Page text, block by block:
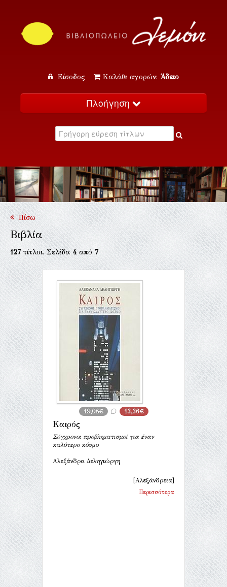
Είσοδος Καλάθι αγορών: Άδειο
Πλοήγηση
Κατάλογος
Εκδηλώσεις
Επικοινωνία
Πίσω
Βιβλία
127τίτλοι. Σελίδα4από7
19,08€ 13,36€
Καιρός
Σύγχρονοι προβληματισμοί για έναν
καλύτερο κόσμο
Αλεξάνδρα Δεληγιώργη
[Αλεξάνδρεια]
Περισσότερα